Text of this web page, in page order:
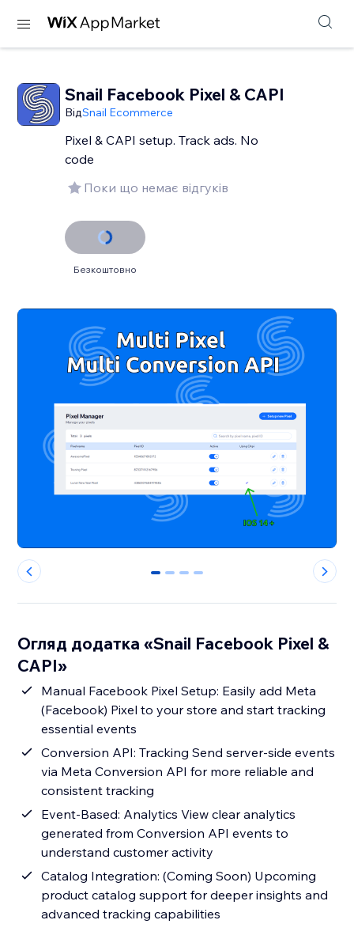
Snail Facebook Pixel & CAPI
ВідSnail Ecommerce
Pixel & CAPI setup. Track ads. No
code
Поки що немає відгуків
Безкоштовно
0 1 2 3
Огляд додатка «Snail Facebook Pixel &
CAPI»
Manual Facebook Pixel Setup: Easily add Meta
(Facebook) Pixel to your store and start tracking
essential events
Conversion API: Tracking Send server-side events
via Meta Conversion API for more reliable and
consistent tracking
Event-Based: Analytics View clear analytics
generated from Conversion API events to
understand customer activity
Catalog Integration: (Coming Soon) Upcoming
product catalog support for deeper insights and
advanced tracking capabilities